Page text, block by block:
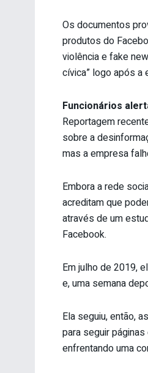
Os documentos
produtos do
violência e fake
cívica” logo após a
Funcionários
Reportagem
sobre a
mas a empresa
Embora a rede
acreditam que
através de um
Facebook.
Em julho de 2019,
e, uma semana
Ela seguiu, então,
para seguir
enfrentando uma